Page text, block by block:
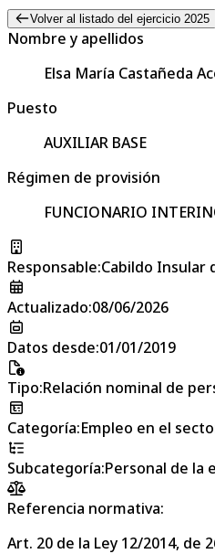
Volver al listado del ejercicio 2025
Nombre y apellidos
Elsa María Castañeda
Puesto
AUXILIAR BASE
Régimen de provisión
FUNCIONARIO
Responsable:Cabildo Insular
Actualizado:08/06/2026
Datos desde:01/01/2019
Tipo:Relación nominal de
Categoría:Empleo en el
Subcategoría:Personal de la
Referencia normativa:
Art. 20 de la Ley 12/2014, de